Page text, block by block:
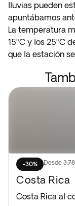
lluvias pueden
apuntábamos
La temperatura
15ºC y los 25ºC
que la estación
-30% Desde
Costa Rica
Costa Rica al